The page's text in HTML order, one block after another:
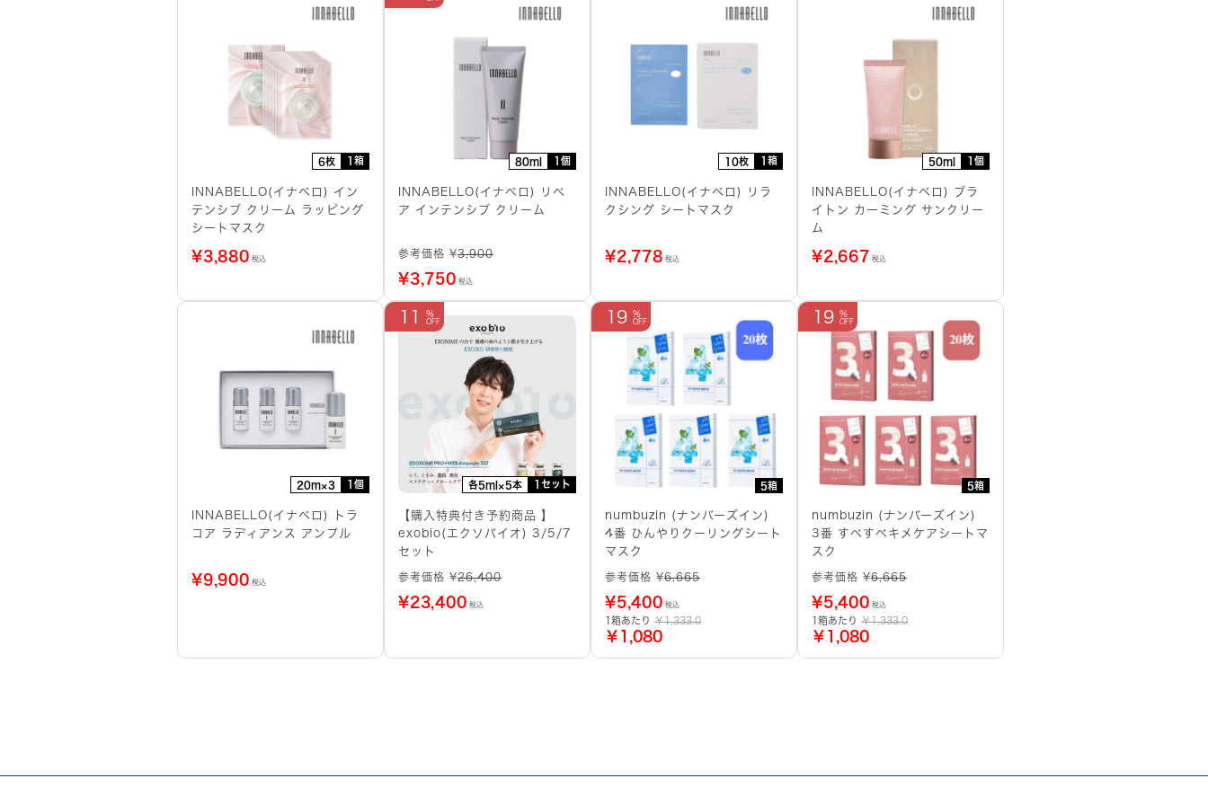
6枚 1箱
INNABELLO(イナベロ) イン
テンシブ クリーム ラッピング
シートマスク
¥3,880 税込
80ml 1個
INNABELLO(イナベロ) リペ
ア インテンシブ クリーム
参考価格 ¥3,900
¥3,750 税込
10枚 1箱
INNABELLO(イナベロ) リラ
クシング シートマスク
¥2,778 税込
50ml 1個
INNABELLO(イナベロ) ブラ
イトン カーミング サンクリー
ム
¥2,667 税込
20m×3 1個
INNABELLO(イナベロ) トラ
コア ラディアンス アンプル
¥9,900 税込
各5ml×5本 1セット
11
【購入特典付き予約商品 】
exobio(エクソバイオ) 3/5/7
セット
参考価格 ¥26,400
¥23,400 税込
5箱
19
numbuzin (ナンバーズイン)
4番 ひんやりクーリングシート
マスク
参考価格 ¥6,665
¥5,400 税込
1箱あたり ￥1,333.0
￥1,080
5箱
19
numbuzin (ナンバーズイン)
3番 すべすべキメケアシートマ
スク
参考価格 ¥6,665
¥5,400 税込
1箱あたり ￥1,333.0
￥1,080